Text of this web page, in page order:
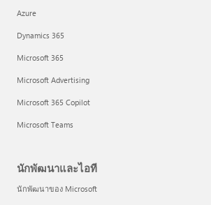
Azure
Dynamics 365
Microsoft 365
Microsoft Advertising
Microsoft 365 Copilot
Microsoft Teams
นักพัฒนาและไอที
นักพัฒนาของ Microsoft